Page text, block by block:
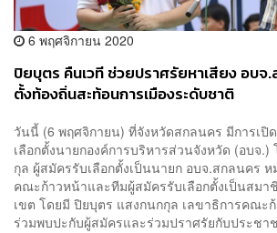
6 พฤศจิกายน 2020
ปิยบุตร คืนเวที ช่วยปราศรัยหาเสียง อบจ
ตั้งท้องถิ่นสะท้อนการเมืองระดับชาติ
วันนี้ (6 พฤศจิกายน) ที่จังหวัดสกลนคร มีการเปิด
เลือกตั้งนายกองค์การบริหารส่วนจังหวัด (อบจ
กุล ผู้สมัครรับเลือกตั้งเป็นนายก อบจ.สกลนคร
คณะก้าวหน้าและทีมผู้สมัครรับเลือกตั้งเป็นสมา
เขต โดยมี ปิยบุตร แสงกนกกุล เลขาธิการคณะ
ร่วมพบปะกับผู้สมัครและร่วมปราศรัยกับประชา